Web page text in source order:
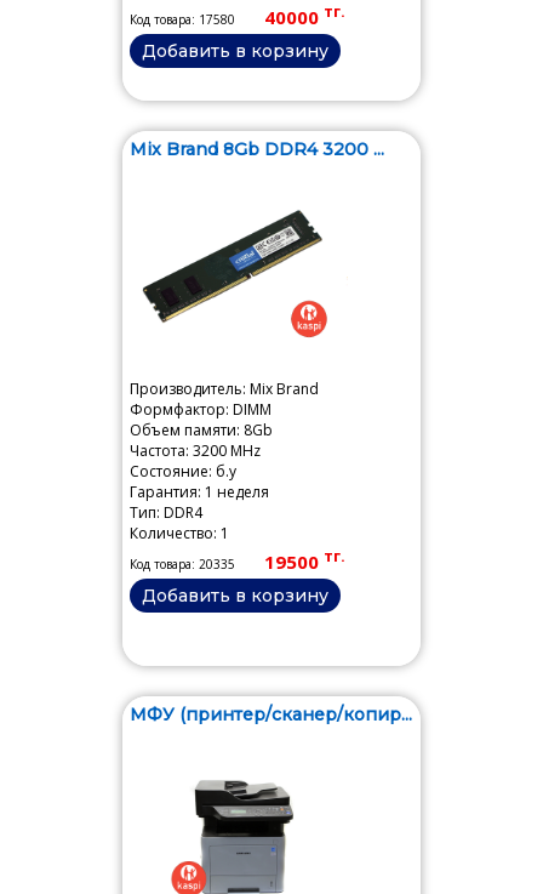
Код товара: 17580 40000 тг.
Добавить в корзину
Mix Brand 8Gb DDR4 3200 ...
Производитель: Mix Brand
Формфактор: DIMM
Объем памяти: 8Gb
Частота: 3200 MHz
Состояние: б.у
Гарантия: 1 неделя
Тип: DDR4
Количество: 1
Код товара: 20335 19500 тг.
Добавить в корзину
МФУ (принтер/сканер/копир...